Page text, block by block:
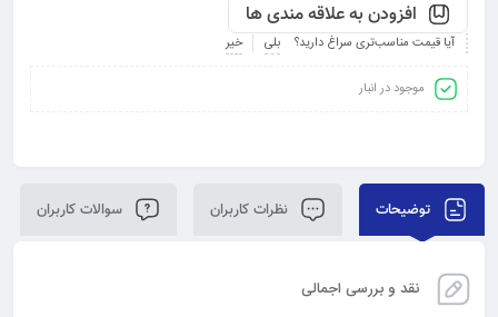
افزودن به علاقه مندی ها
آیا قیمت مناسب‌تری سراغ دارید؟ بلی خیر
موجود در انبار
توضیحات نظرات کاربران سوالات کاربران
نقد و بررسی اجمالی